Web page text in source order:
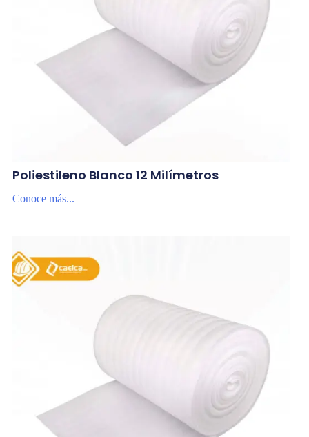
Poliestileno Blanco 12 Milímetros
Conoce más...